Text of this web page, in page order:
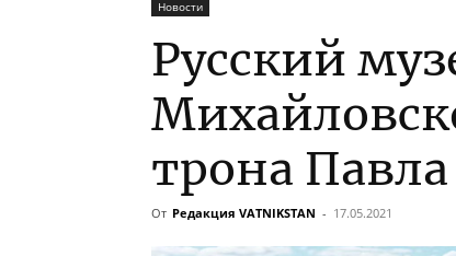
Новости
Русский
трона
От Редакция VATNIKSTAN - 17.05.2021